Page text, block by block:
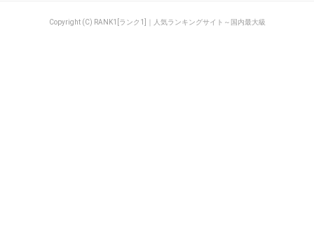
Copyright (C) RANK1[ランク1]｜人気ランキングサイト～国内最大級